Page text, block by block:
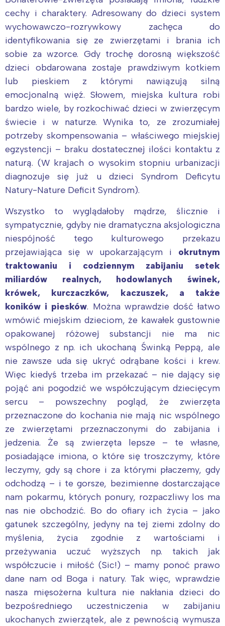
cechy i charaktery. Adresowany do dzieci system
wychowawczo-rozrywkowy zachęca do
identyfikowania się ze zwierzętami i brania ich
sobie za wzorce. Gdy trochę dorosną większość
dzieci obdarowana zostaje prawdziwym kotkiem
lub pieskiem z którymi nawiązują silną
emocjonalną więź. Słowem, miejska kultura robi
bardzo wiele, by rozkochiwać dzieci w zwierzęcym
świecie i w naturze. Wynika to, ze zrozumiałej
potrzeby skompensowania – właściwego miejskiej
egzystencji – braku dostatecznej ilości kontaktu z
naturą. (W krajach o wysokim stopniu urbanizacji
diagnozuje się już u dzieci Syndrom Deficytu
Natury-Nature Deficit Syndrom).
Wszystko to wyglądałoby mądrze, ślicznie i
sympatycznie, gdyby nie dramatyczna aksjologiczna
niespójność tego kulturowego przekazu
przejawiająca się w upokarzającym i okrutnym
traktowaniu i codziennym zabijaniu setek
miliardów realnych, hodowlanych świnek,
krówek, kurczaczków, kaczuszek, a także
koników i piesków. Można wprawdzie dość łatwo
wmówić miejskim dzieciom, że kawałek gustownie
opakowanej różowej substancji nie ma nic
wspólnego z np. ich ukochaną Świnką Peppą, ale
nie zawsze uda się ukryć odrąbane kości i krew.
Więc kiedyś trzeba im przekazać – nie dający się
pojąć ani pogodzić we współczującym dziecięcym
sercu – powszechny pogląd, że zwierzęta
przeznaczone do kochania nie mają nic wspólnego
ze zwierzętami przeznaczonymi do zabijania i
jedzenia. Że są zwierzęta lepsze – te własne,
posiadające imiona, o które się troszczymy, które
leczymy, gdy są chore i za którymi płaczemy, gdy
odchodzą – i te gorsze, bezimienne dostarczające
nam pokarmu, których ponury, rozpaczliwy los ma
nas nie obchodzić. Bo do ofiary ich życia – jako
gatunek szczególny, jedyny na tej ziemi zdolny do
myślenia, życia zgodnie z wartościami i
przeżywania uczuć wyższych np. takich jak
współczucie i miłość (Sic!) – mamy ponoć prawo
dane nam od Boga i natury. Tak więc, wprawdzie
nasza mięsożerna kultura nie nakłania dzieci do
bezpośredniego uczestniczenia w zabijaniu
ukochanych zwierzątek, ale z pewnością wymusza